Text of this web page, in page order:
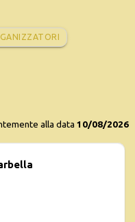
alla data 10/08/2026